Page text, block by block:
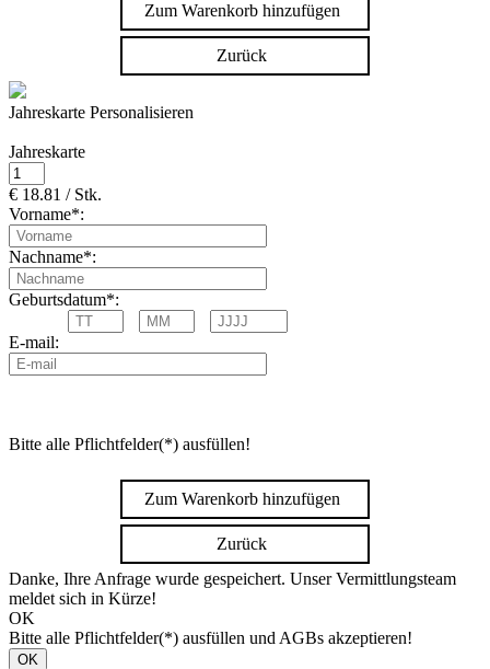
Zum Warenkorb hinzufügen
Zurück
Jahreskarte Personalisieren
Jahreskarte
€ 18.81 / Stk.
Vorname*:
Nachname*:
Geburtsdatum*:
E-mail:
Bitte alle Pflichtfelder(*) ausfüllen!
Zum Warenkorb hinzufügen
Zurück
Danke, Ihre Anfrage wurde gespeichert. Unser Vermittlungsteam
meldet sich in Kürze!
OK
Bitte alle Pflichtfelder(*) ausfüllen und AGBs akzeptieren!
OK